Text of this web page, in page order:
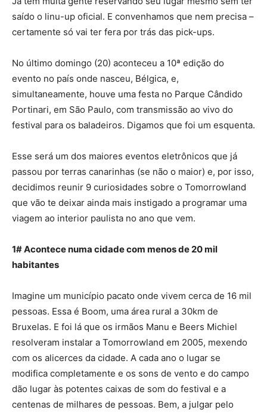
saído o linu-up oficial. E convenhamos que nem precisa –
certamente só vai ter fera por trás das pick-ups.
No último domingo (20) aconteceu a 10ª edição do
evento no país onde nasceu, Bélgica, e,
simultaneamente, houve uma festa no Parque Cândido
Portinari, em São Paulo, com transmissão ao vivo do
festival para os baladeiros. Digamos que foi um esquenta.
Esse será um dos maiores eventos eletrônicos que já
passou por terras canarinhas (se não o maior) e, por isso,
decidimos reunir 9 curiosidades sobre o Tomorrowland
que vão te deixar ainda mais instigado a programar uma
viagem ao interior paulista no ano que vem.
1# Acontece numa cidade com menos de 20 mil
habitantes
Imagine um município pacato onde vivem cerca de 16 mil
pessoas. Essa é Boom, uma área rural a 30km de
Bruxelas. E foi lá que os irmãos Manu e Beers Michiel
resolveram instalar a Tomorrowland em 2005, mexendo
com os alicerces da cidade. A cada ano o lugar se
modifica completamente e os sons de vento e do campo
dão lugar às potentes caixas de som do festival e a
centenas de milhares de pessoas. Bem, a julgar pelo